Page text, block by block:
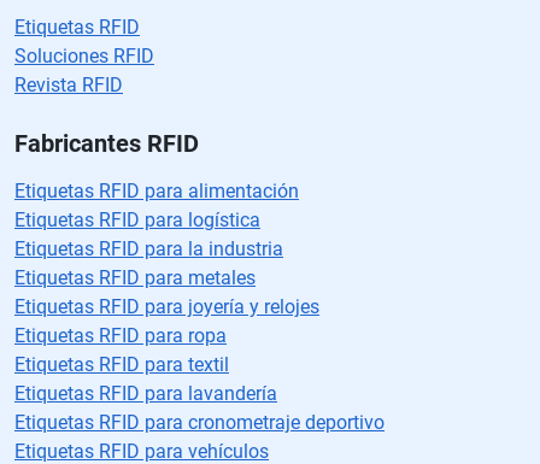
Etiquetas RFID
Soluciones RFID
Revista RFID
Fabricantes RFID
Etiquetas RFID para alimentación
Etiquetas RFID para logística
Etiquetas RFID para la industria
Etiquetas RFID para metales
Etiquetas RFID para joyería y relojes
Etiquetas RFID para ropa
Etiquetas RFID para textil
Etiquetas RFID para lavandería
Etiquetas RFID para cronometraje deportivo
Etiquetas RFID para vehículos